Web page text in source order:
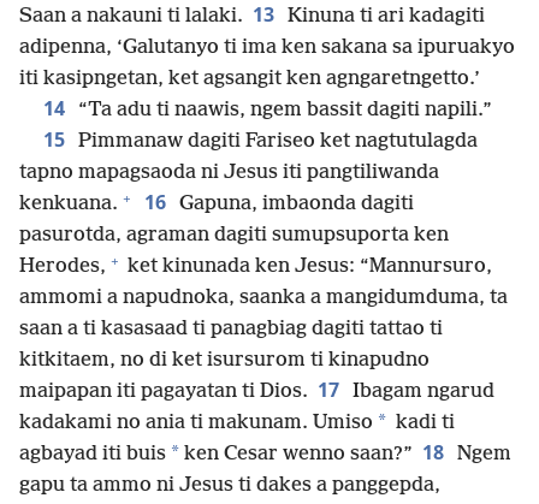
Saan a nakauni ti lalaki. 13 Kinuna ti ari kadagiti
adipenna, ‘Galutanyo ti ima ken sakana sa ipuruakyo
iti kasipngetan, ket agsangit ken agngaretngetto.’
14 “Ta adu ti naawis, ngem bassit dagiti napili.”
15 Pimmanaw dagiti Fariseo ket nagtutulagda
tapno mapagsaoda ni Jesus iti pangtiliwanda
kenkuana. + 16 Gapuna, imbaonda dagiti
pasurotda, agraman dagiti sumupsuporta ken
Herodes, + ket kinunada ken Jesus: “Mannursuro,
ammomi a napudnoka, saanka a mangidumduma, ta
saan a ti kasasaad ti panagbiag dagiti tattao ti
kitkitaem, no di ket isursurom ti kinapudno
maipapan iti pagayatan ti Dios. 17 Ibagam ngarud
kadakami no ania ti makunam. Umiso * kadi ti
agbayad iti buis * ken Cesar wenno saan?” 18 Ngem
gapu ta ammo ni Jesus ti dakes a panggepda,